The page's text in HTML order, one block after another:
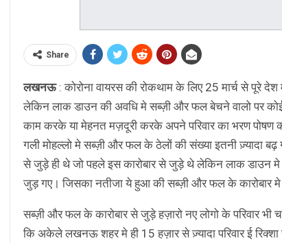
Share
लखनऊ : कोरोना वायरस की रोकथाम के लिए 25 मार्च से पूरे देश
लेकिन लाक डाउन की अवधि मे सब्ज़ी और फल बेचने वालो पर कोई
काम करके या मेहनत मज़दूरी करके अपने परिवार का भरण
गली मोहल्लो मे सब्ज़ी और फल के ठेलों की संख्या इतनी ज़्यादा
से जुड़े ही थे जो पहले इस कारोबार से जुड़े थे लेकिन लाक डाउन मे
जुड़ गए। जिसका नतीजा ये हुआ की सब्ज़ी और फल के कारोबार मे
सब्ज़ी और फल के कारोबार से जुड़े हज़ारो नए लोगो के परिवार
कि अकेले लखनऊ शहर मे ही 15 हज़ार से ज़्यादा परिवार ई